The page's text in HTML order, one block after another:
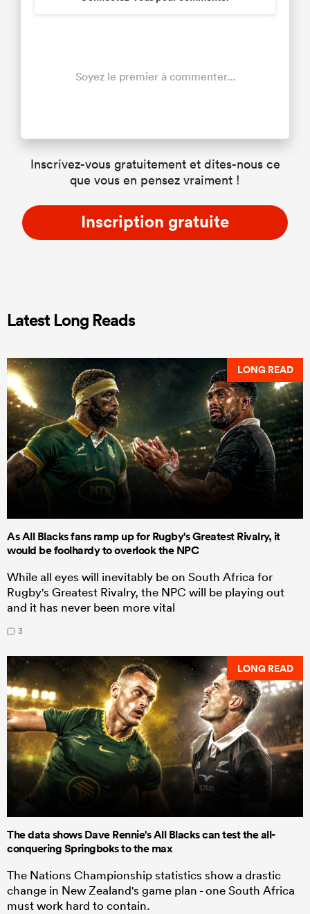
Soyez le premier à commenter...
Inscrivez-vous gratuitement et dites-nous ce
que vous en pensez vraiment !
Inscription gratuite
Latest Long Reads
LONG READ
As All Blacks fans ramp up for Rugby's Greatest Rivalry, it
would be foolhardy to overlook the NPC
While all eyes will inevitably be on South Africa for
Rugby's Greatest Rivalry, the NPC will be playing out
and it has never been more vital
3
LONG READ
The data shows Dave Rennie's All Blacks can test the all-
conquering Springboks to the max
The Nations Championship statistics show a drastic
change in New Zealand's game plan - one South Africa
must work hard to contain.